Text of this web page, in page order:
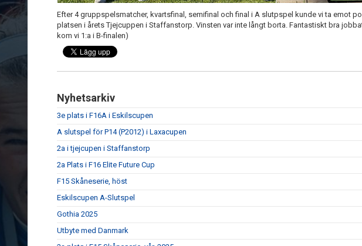
Efter 4 gruppspelsmatcher, kvartsfinal, semifinal och final i A slutpspel kunde vi ta emot
platsen i årets Tjejcuppen i Staffanstorp. Vinsten var inte långt borta. Fantastiskt bra
kom vi 1:a i B-finalen)
Nyhetsarkiv
3e plats i F16A i Eskilscupen
A slutspel för P14 (P2012) i Laxacupen
2a i tjejcupen i Staffanstorp
2a Plats i F16 Elite Future Cup
F15 Skåneserie, höst
Eskilscupen A-Slutspel
Gothia 2025
Utbyte med Danmark